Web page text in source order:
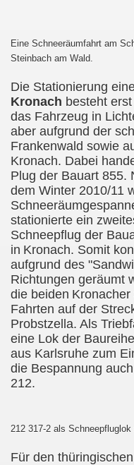
Eine Schneeräumfahrt am
Steinbach am Wald.
Die Stationierung
Kronach besteht
das Fahrzeug in
aber aufgrund der
Frankenwald sowie
Kronach. Dabei
Plug der Bauart 855.
dem Winter 2010/11
stationierte ein
Schneepflug der
in Kronach. Somit
aufgrund des
Richtungen geräumt
die beiden
Fahrten auf der
Probstzella. Als
eine Lok der
aus Karlsruhe zum
die Bespannung
212.
212 317-2 als
Für den thüringischen